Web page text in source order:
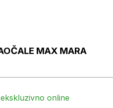
MAX MARA
online